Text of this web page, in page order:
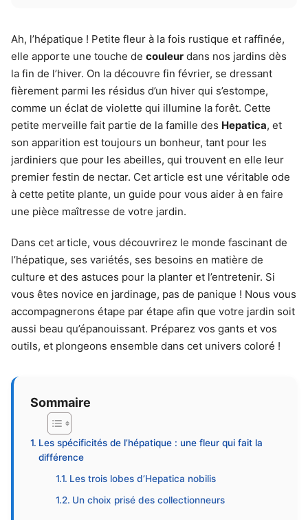
Ah, l’hépatique ! Petite fleur à la fois rustique et raffinée,
elle apporte une touche de couleur dans nos jardins dès
la fin de l’hiver. On la découvre fin février, se dressant
fièrement parmi les résidus d’un hiver qui s’estompe,
comme un éclat de violette qui illumine la forêt. Cette
petite merveille fait partie de la famille des Hepatica, et
son apparition est toujours un bonheur, tant pour les
jardiniers que pour les abeilles, qui trouvent en elle leur
premier festin de nectar. Cet article est une véritable ode
à cette petite plante, un guide pour vous aider à en faire
une pièce maîtresse de votre jardin.
Dans cet article, vous découvrirez le monde fascinant de
l’hépatique, ses variétés, ses besoins en matière de
culture et des astuces pour la planter et l’entretenir. Si
vous êtes novice en jardinage, pas de panique ! Nous vous
accompagnerons étape par étape afin que votre jardin soit
aussi beau qu’épanouissant. Préparez vos gants et vos
outils, et plongeons ensemble dans cet univers coloré !
Sommaire
Les spécificités de l’hépatique : une fleur qui fait la
différence
Les trois lobes d’Hepatica nobilis
Un choix prisé des collectionneurs